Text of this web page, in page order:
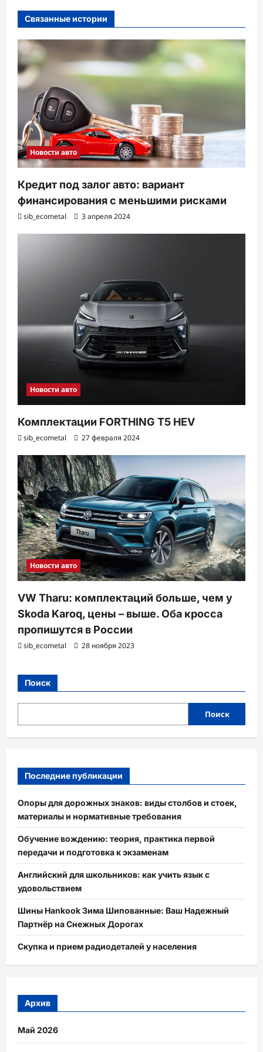
я
з
а
п
и
Связанные истории
Новости авто
Кредит под залог авто: вариант
финансирования с меньшими рисками
sib_ecometal 3 апреля 2024
Новости авто
Комплектации FORTHING T5 HEV
sib_ecometal 27 февраля 2024
Новости авто
VW Tharu: комплектаций больше, чем у
Skoda Karoq, цены – выше. Оба кросса
пропишутся в России
sib_ecometal 28 ноября 2023
Поиск
Поиск
Последние публикации
Опоры для дорожных знаков: виды столбов и стоек,
материалы и нормативные требования
Обучение вождению: теория, практика первой
передачи и подготовка к экзаменам
Английский для школьников: как учить язык с
удовольствием
Шины Hankook Зима Шипованные: Ваш Надежный
Партнёр на Снежных Дорогах
Скупка и прием радиодеталей у населения
Архив
Май 2026